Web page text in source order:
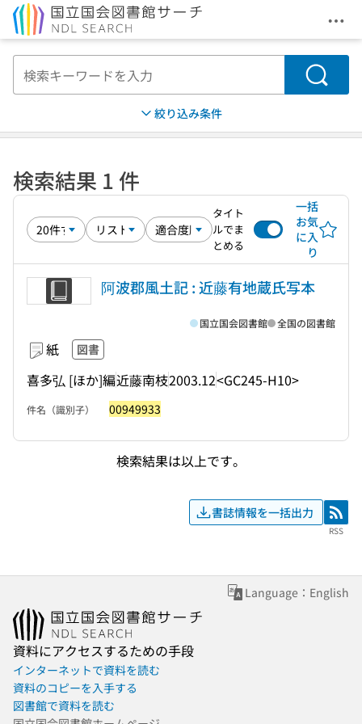
メ
検索
絞り込み条件
検索結果 1 件
タイト
ルでま
とめる
一括
お気
に入
り
阿波郡風土記 : 近藤有地蔵氏写本
紙 図書
喜多弘 [ほか]編近藤南枝2003.12<GC245-H10>
国立国会図書館 全国の図書館
件名（識別子） 00949933
検索結果は以上です。
書誌情報を一括出力 RSS
RSS
Language：English
資料にアクセスするための手段
インターネットで資料を読む
資料のコピーを入手する
図書館で資料を読む